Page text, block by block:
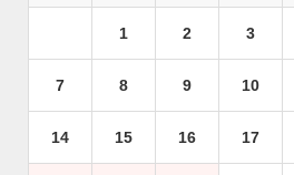
1 2 3
7 8 9 10
14 15 16 17